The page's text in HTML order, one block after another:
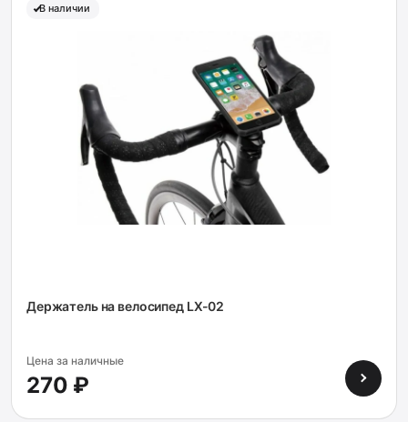
В наличии
Держатель на велосипед LX-02
Цена за наличные
270 ₽